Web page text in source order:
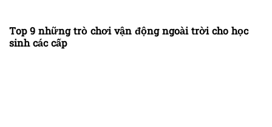
Top 9 những trò chơi vận động ngoài trời cho học
sinh các cấp